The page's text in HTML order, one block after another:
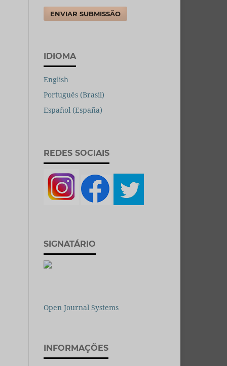
ENVIAR SUBMISSÃO
IDIOMA
English
Português (Brasil)
Español (España)
REDES SOCIAIS
SIGNATÁRIO
Open Journal Systems
INFORMAÇÕES